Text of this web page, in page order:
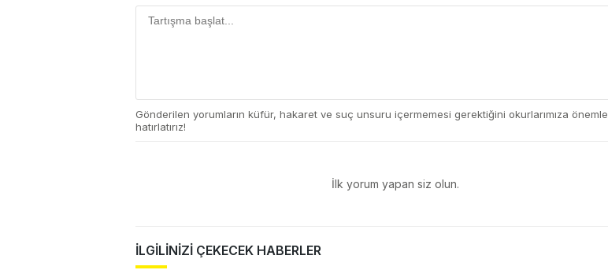
Gönderilen yorumların küfür, hakaret ve suç unsuru içermemesi gerektiğini okurlarımıza önemle
hatırlatırız!
İlk yorum yapan siz olun.
İLGİLİNİZİ ÇEKECEK HABERLER